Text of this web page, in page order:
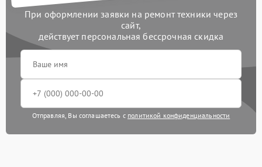
При оформлении заявки на ремонт техники через
сайт,
действует персональная бессрочная скидка
Отправляя, Вы соглашаетесь с политикой конфиденциальности